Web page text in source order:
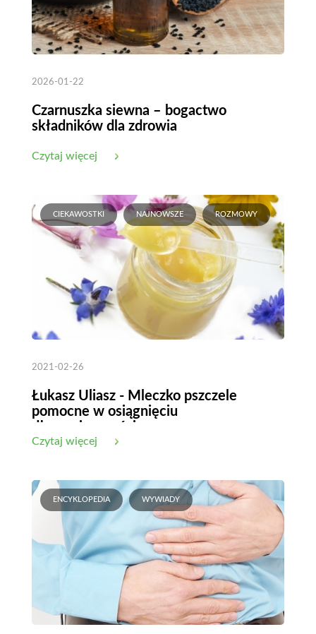
2026-01-22
Czarnuszka siewna – bogactwo
składników dla zdrowia
Czytaj więcej
CIEKAWOSTKI NAJNOWSZE ROZMOWY
2021-02-26
Łukasz Uliasz - Mleczko pszczele
pomocne w osiągnięciu
Czytaj więcej
ENCYKLOPEDIA WYWIADY